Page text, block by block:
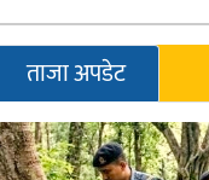
ताजा अपडेट